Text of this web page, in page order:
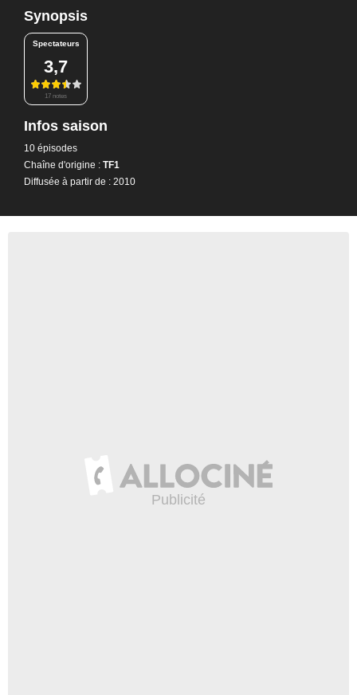
Synopsis
Spectateurs
3,7
17 notes
Infos saison
10 épisodes
Chaîne d'origine : TF1
Diffusée à partir de : 2010